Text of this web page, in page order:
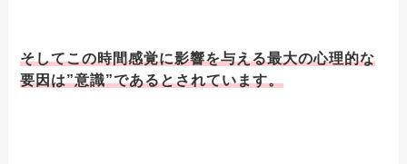
そしてこの時間感覚に影響を与える最大の心理的な
要因は”意識”であるとされています。